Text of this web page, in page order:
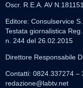
Oscr. R.E.A. AV N.181151
Editore: Consulservice
Testata giornalistica
n. 244 del 26.02.2015
Direttore Responsabile
Contatti: 0824.337274 –
redazione@labtv.net